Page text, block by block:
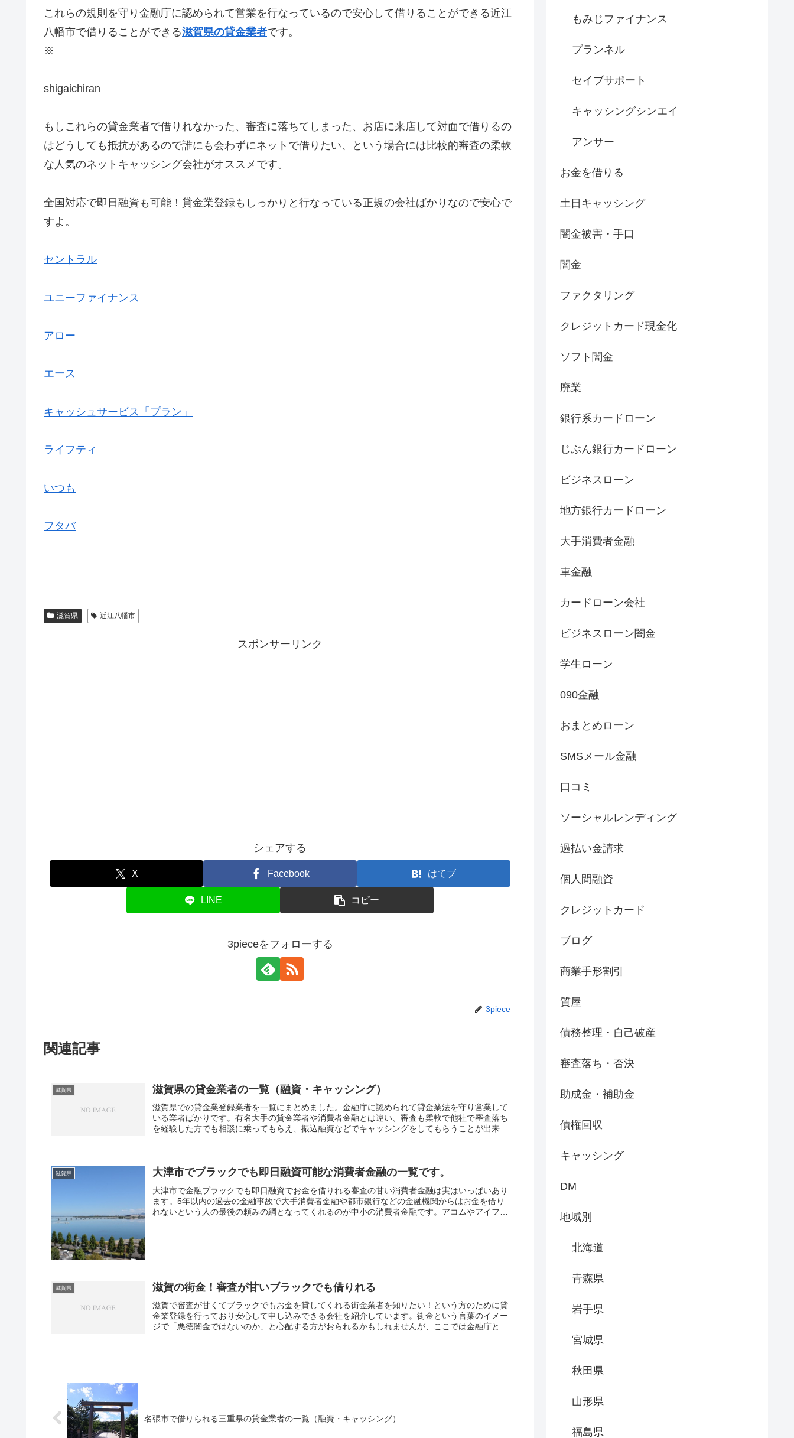
これらの規則を守り金融庁に認められて営業を行なっているので安心して借りることができる近江
八幡市で借りることができる滋賀県の貸金業者です。
※
shigaichiran
もしこれらの貸金業者で借りれなかった、審査に落ちてしまった、お店に来店して対面で借りるの
はどうしても抵抗があるので誰にも会わずにネットで借りたい、という場合には比較的審査の柔軟
な人気のネットキャッシング会社がオススメです。
全国対応で即日融資も可能！貸金業登録もしっかりと行なっている正規の会社ばかりなので安心で
すよ。
セントラル
ユニーファイナンス
アロー
エース
キャッシュサービス「プラン」
ライフティ
いつも
フタバ
滋賀県 近江八幡市
スポンサーリンク
シェアする
X Facebook はてブ
LINE コピー
3pieceをフォローする
3piece
関連記事
滋賀県 滋賀県の貸金業者の一覧（融資・キャッシング）
滋賀県での貸金業登録業者を一覧にまとめました。金融庁に認められて貸金業法を守り営業して
いる業者ばかりです。有名大手の貸金業者や消費者金融とは違い、審査も柔軟で他社で審査落ち
を経験した方でも相談に乗ってもらえ、振込融資などでキャッシングをしてもらうことが出来ま
滋賀県 大津市でブラックでも即日融資可能な消費者金融の一覧です。
大津市で金融ブラックでも即日融資でお金を借りれる審査の甘い消費者金融は実はいっぱいあり
ます。5年以内の過去の金融事故で大手消費者金融や都市銀行などの金融機関からはお金を借り
れないという人の最後の頼みの綱となってくれるのが中小の消費者金融です。アコムやアイフ
滋賀県 滋賀の街金！審査が甘いブラックでも借りれる
滋賀で審査が甘くてブラックでもお金を貸してくれる街金業者を知りたい！という方のために貸
金業登録を行っており安心して申し込みできる会社を紹介しています。街金という言葉のイメー
ジで「悪徳闇金ではないのか」と心配する方がおられるかもしれませんが、ここでは金融庁と都
名張市で借りられる三重県の貸金業者の一覧（融資・キャッシング）
もみじファイナンス
プランネル
セイブサポート
キャッシングシンエイ
アンサー
お金を借りる
土日キャッシング
闇金被害・手口
闇金
ファクタリング
クレジットカード現金化
ソフト闇金
廃業
銀行系カードローン
じぶん銀行カードローン
ビジネスローン
地方銀行カードローン
大手消費者金融
車金融
カードローン会社
ビジネスローン闇金
学生ローン
090金融
おまとめローン
SMSメール金融
口コミ
ソーシャルレンディング
過払い金請求
個人間融資
クレジットカード
ブログ
商業手形割引
質屋
債務整理・自己破産
審査落ち・否決
助成金・補助金
債権回収
キャッシング
DM
地域別
北海道
青森県
岩手県
宮城県
秋田県
山形県
福島県